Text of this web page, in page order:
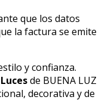
que los datos
la factura se emite
y confianza.
de BUENA LUZ
decorativa y de